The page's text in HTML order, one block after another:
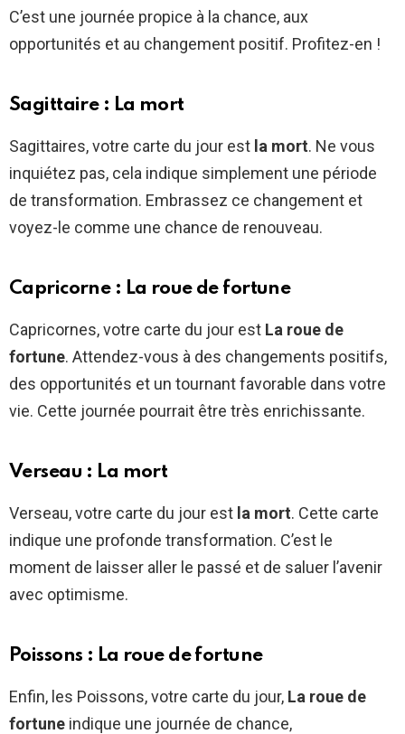
C’est une journée propice à la chance, aux
opportunités et au changement positif. Profitez-en !
Sagittaire : La mort
Sagittaires, votre carte du jour est la mort. Ne vous
inquiétez pas, cela indique simplement une période
de transformation. Embrassez ce changement et
voyez-le comme une chance de renouveau.
Capricorne : La roue de fortune
Capricornes, votre carte du jour est La roue de
fortune. Attendez-vous à des changements positifs,
des opportunités et un tournant favorable dans votre
vie. Cette journée pourrait être très enrichissante.
Verseau : La mort
Verseau, votre carte du jour est la mort. Cette carte
indique une profonde transformation. C’est le
moment de laisser aller le passé et de saluer l’avenir
avec optimisme.
Poissons : La roue de fortune
Enfin, les Poissons, votre carte du jour, La roue de
fortune indique une journée de chance,